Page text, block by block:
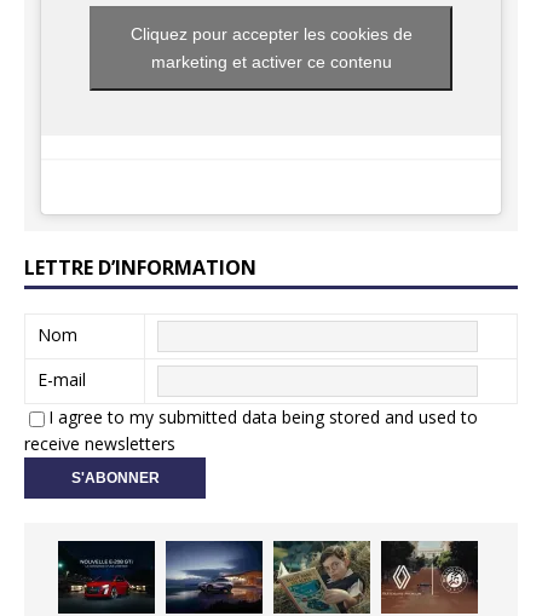
Cliquez pour accepter les cookies de
marketing et activer ce contenu
LETTRE D’INFORMATION
Nom
E-mail
I agree to my submitted data being stored and used to
receive newsletters